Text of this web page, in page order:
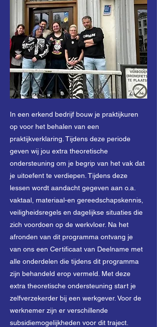
In een erkend bedrijf bouw je praktijkuren
op voor het behalen van een
praktijkverklaring. Tijdens deze periode
geven wij jou extra theoretische
ondersteuning om je begrip van het vak dat
je uitoefent te verdiepen. Tijdens deze
lessen wordt aandacht gegeven aan o.a.
vaktaal, materiaal-en gereedschapskennis,
veiligheidsregels en dagelijkse situaties die
zich voordoen op de werkvloer. Na het
afronden van dit programma ontvang je
van ons een Certificaat van Deelname met
alle onderdelen die tijdens dit programma
zijn behandeld erop vermeld. Met deze
extra theoretische ondersteuning start je
zelfverzekerder bij een werkgever. Voor de
werknemer zijn er verschillende
subsidiemogelijkheden voor dit traject.